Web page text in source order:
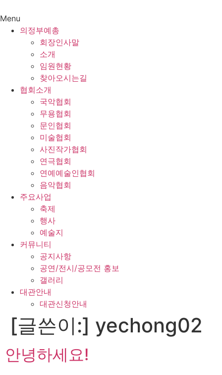
Menu
의정부예총
회장인사말
소개
임원현황
찾아오시는길
협회소개
국악협회
무용협회
문인협회
미술협회
사진작가협회
연극협회
연예예술인협회
음악협회
주요사업
축제
행사
예술지
커뮤니티
공지사항
공연/전시/공모전 홍보
갤러리
대관안내
대관신청안내
[글쓴이:] yechong02
안녕하세요!